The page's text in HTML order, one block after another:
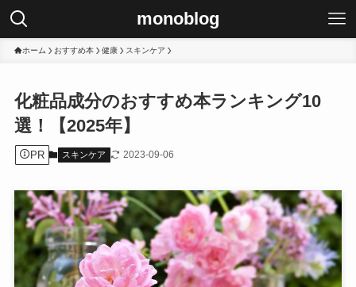
monoblog
ホーム おすすめ本 健康 スキンケア
化粧品成分のおすすめ本ランキング10
選！【2025年】
PR スキンケア 2023-09-06